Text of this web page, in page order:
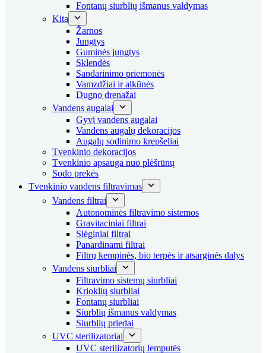
Fontanų siurblių išmanus valdymas
Kita
Žarnos
Jungtys
Guminės jungtys
Sklendės
Sandarinimo priemonės
Vamzdžiai ir alkūnės
Dugno drenažai
Vandens augalai
Gyvi vandens augalai
Vandens augalų dekoracijos
Augalų sodinimo krepšeliai
Tvenkinio dekoracijos
Tvenkinio apsauga nuo plėšrūnų
Sodo prekės
Tvenkinio vandens filtravimas
Vandens filtrai
Autonominės filtravimo sistemos
Gravitaciniai filtrai
Slėginiai filtrai
Panardinami filtrai
Filtrų kempinės, bio terpės ir atsarginės dalys
Vandens siurbliai
Filtravimo sistemų siurbliai
Krioklių siurbliai
Fontanų siurbliai
Siurblių išmanus valdymas
Siurblių priedai
UVC sterilizatoriai
UVC sterilizatorių lemputės